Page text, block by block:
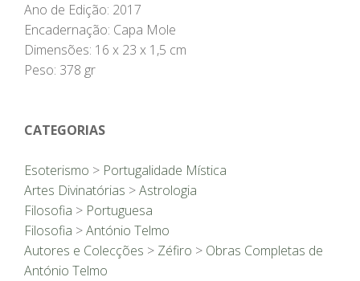
Ano de Edição: 2017
Encadernação: Capa Mole
Dimensões: 16 x 23 x 1,5 cm
Peso: 378 gr
CATEGORIAS
Esoterismo > Portugalidade Mística
Artes Divinatórias >Astrologia
Filosofia > Portuguesa
Filosofia >António Telmo
Autores e Colecções > Zéfiro > Obras Completas de
António Telmo